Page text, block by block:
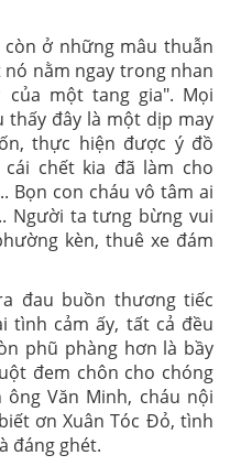
ở những mâu thuẫn
nằm ngay trong nhan
của một tang gia". Mọi
đây là một dịp may
thực hiện được ý đồ
chết kia đã làm cho
Bọn con cháu vô tâm ai
Người ta tưng bừng vui
kèn, thuê xe đám
đau buồn thương tiếc
tình cảm ấy, tất cả đều
phũ phàng hơn là bầy
đem chôn cho chóng
Văn Minh, cháu nội
ơn Xuân Tóc Đỏ, tình
đáng ghét.